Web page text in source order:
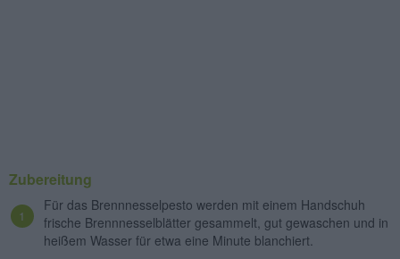
Zubereitung
Für das Brennnesselpesto werden mit einem Handschuh
frische Brennnesselblätter gesammelt, gut gewaschen und in
heißem Wasser für etwa eine Minute blanchiert.